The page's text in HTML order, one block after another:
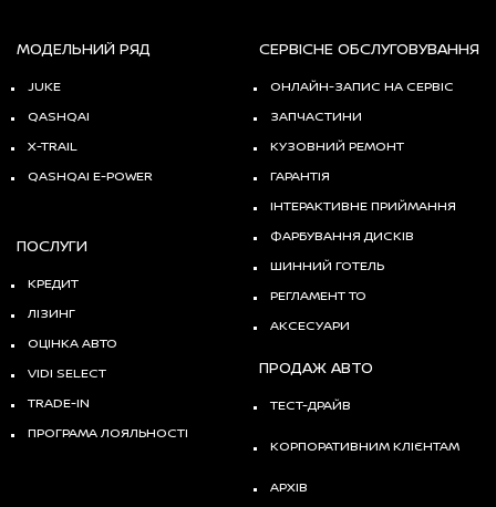
МОДЕЛЬНИЙ РЯД
JUKE
QASHQAI
X-TRAIL
QASHQAI E-POWER
СЕРВІСНЕ ОБСЛУГОВУВАННЯ
ОНЛАЙН-ЗАПИС НА СЕРВІС
ЗАПЧАСТИНИ
КУЗОВНИЙ РЕМОНТ
ГАРАНТІЯ
ІНТЕРАКТИВНЕ ПРИЙМАННЯ
ФАРБУВАННЯ ДИСКІВ
ШИННИЙ ГОТЕЛЬ
РЕГЛАМЕНТ ТО
АКСЕСУАРИ
ПОСЛУГИ
КРЕДИТ
ЛІЗИНГ
ОЦІНКА АВТО
VIDI SELECT
TRADE-IN
ПРОГРАМА ЛОЯЛЬНОСТІ
ПРОДАЖ АВТО
ТЕСТ-ДРАЙВ
КОРПОРАТИВНИМ КЛІЄНТАМ
АРХІВ